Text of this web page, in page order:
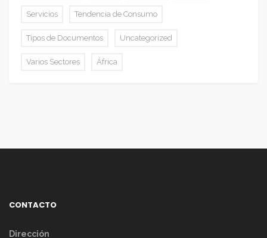
Servicios Tendencia de Consumo
Tipos de Documentos Uncategorized
Varios Sectores África
CONTACTO
Dirección